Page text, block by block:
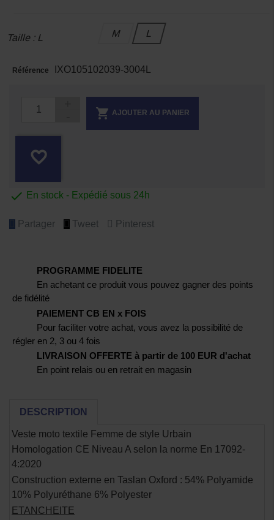
Taille : L M L
Référence IXO105102039-3004L
 AJOUTER AU PANIER
favorite_border
 En stock - Expédié sous 24h
Partager Tweet Pinterest
PROGRAMME FIDELITE
En achetant ce produit vous pouvez gagner des points
de fidélité
PAIEMENT CB EN x FOIS
Pour faciliter votre achat, vous avez la possibilité de
régler en 2, 3 ou 4 fois
LIVRAISON OFFERTE à partir de 100 EUR d'achat
En point relais ou en retrait en magasin
DESCRIPTION
Veste moto textile Femme de style Urbain
Homologation CE Niveau A selon la norme En 17092-
4:2020
Construction externe en Taslan Oxford : 54% Polyamide
10% Polyuréthane 6% Polyester
ETANCHEITE